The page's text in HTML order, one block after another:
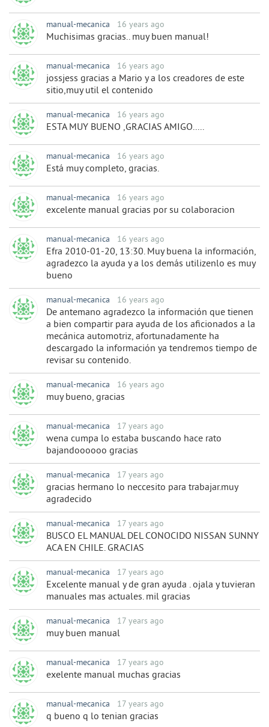
manual-mecanica 16 years ago
Muchisimas gracias.. muy buen manual!
manual-mecanica 16 years ago
jossjess gracias a Mario y a los creadores de este
sitio,muy util el contenido
manual-mecanica 16 years ago
ESTA MUY BUENO ,GRACIAS AMIGO.....
manual-mecanica 16 years ago
Está muy completo, gracias.
manual-mecanica 16 years ago
excelente manual gracias por su colaboracion
manual-mecanica 16 years ago
Efra 2010-01-20, 13:30. Muy buena la información,
agradezco la ayuda y a los demás utilizenlo es muy
bueno
manual-mecanica 16 years ago
De antemano agradezco la información que tienen
a bien compartir para ayuda de los aficionados a la
mecánica automotriz, afortunadamente ha
descargado la información ya tendremos tiempo de
revisar su contenido.
manual-mecanica 16 years ago
muy bueno, gracias
manual-mecanica 17 years ago
wena cumpa lo estaba buscando hace rato
bajandoooooo gracias
manual-mecanica 17 years ago
gracias hermano lo neccesito para trabajar.muy
agradecido
manual-mecanica 17 years ago
BUSCO EL MANUAL DEL CONOCIDO NISSAN SUNNY
ACA EN CHILE. GRACIAS
manual-mecanica 17 years ago
Excelente manual y de gran ayuda . ojala y tuvieran
manuales mas actuales. mil gracias
manual-mecanica 17 years ago
muy buen manual
manual-mecanica 17 years ago
exelente manual muchas gracias
manual-mecanica 17 years ago
q bueno q lo tenian gracias